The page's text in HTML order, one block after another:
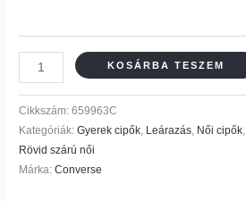
KOSÁRBA TESZEM
Cikkszám:659963C
Kategóriák:Gyerek cipők, Leárazás, Női cipők,
Rövid szárú női
Márka:Converse